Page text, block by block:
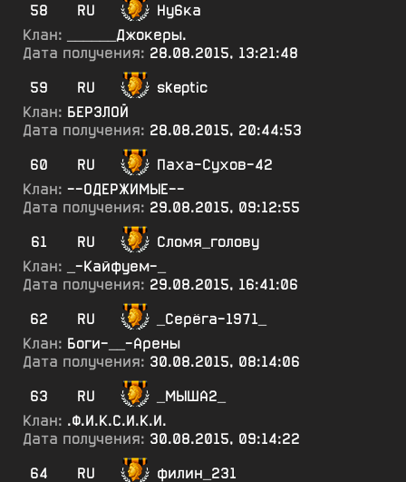
58
RU
Ну6ка
Клан:
______Джокеры.
Дата получения: 28.08.2015, 13:21:48
59
RU
skeptic
Клан: БЕРЗЛОЙ
Дата получения: 28.08.2015, 20:44:53
60
RU
Паха-Сухов-42
Клан: --ОДЕРЖИМЫЕ--
Дата получения: 29.08.2015, 09:12:55
61
RU
Сломя_голову
Клан:
_-Кайфуем-_
Дата получения: 29.08.2015, 16:41:06
62
RU
_Серёга-1971_
Клан: Боги-__-Арены
Дата получения: 30.08.2015, 08:14:06
63
RU
_МЫША2_
Клан: .Ф.И.К.С.И.К.И.
Дата получения: 30.08.2015, 09:14:22
64
RU
филин_231